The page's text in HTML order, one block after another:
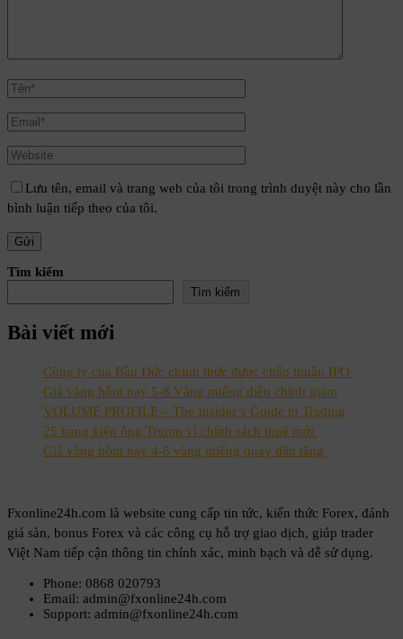
Lưu tên, email và trang web của tôi trong trình duyệt này cho lần
bình luận tiếp theo của tôi.
Tìm kiếm
Tìm kiếm
Bài viết mới
Công ty của Bầu Đức chính thức được chấp thuận IPO
Giá vàng hôm nay 5-8 Vàng miếng điều chỉnh giảm
VOLUME PROFILE – The Insider’s Guide to Trading
25 bang kiện ông Trump vì chính sách thuế mới
Giá vàng hôm nay 4-8 vàng miếng quay đầu tăng
Fxonline24h.com là website cung cấp tin tức, kiến thức Forex, đánh
giá sàn, bonus Forex và các công cụ hỗ trợ giao dịch, giúp trader
Việt Nam tiếp cận thông tin chính xác, minh bạch và dễ sử dụng.
Phone: 0868 020793
Email: admin@fxonline24h.com
Support: admin@fxonline24h.com